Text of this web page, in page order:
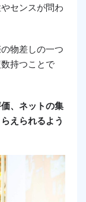
センスが問わ
物差しの一つ
持つことで
、ネットの集
えられるよう